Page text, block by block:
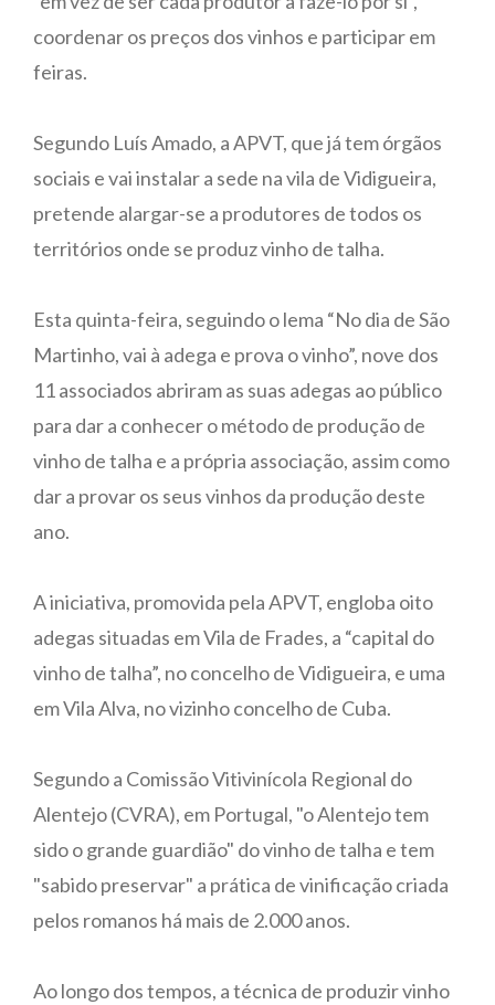
coordenar os preços dos vinhos e participar em
feiras.
Segundo Luís Amado, a APVT, que já tem órgãos
sociais e vai instalar a sede na vila de Vidigueira,
pretende alargar-se a produtores de todos os
territórios onde se produz vinho de talha.
Esta quinta-feira, seguindo o lema “No dia de São
Martinho, vai à adega e prova o vinho”, nove dos
11 associados abriram as suas adegas ao público
para dar a conhecer o método de produção de
vinho de talha e a própria associação, assim como
dar a provar os seus vinhos da produção deste
ano.
A iniciativa, promovida pela APVT, engloba oito
adegas situadas em Vila de Frades, a “capital do
vinho de talha”, no concelho de Vidigueira, e uma
em Vila Alva, no vizinho concelho de Cuba.
Segundo a Comissão Vitivinícola Regional do
Alentejo (CVRA), em Portugal, "o Alentejo tem
sido o grande guardião" do vinho de talha e tem
"sabido preservar" a prática de vinificação criada
pelos romanos há mais de 2.000 anos.
Ao longo dos tempos, a técnica de produzir vinho